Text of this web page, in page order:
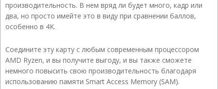
производительность. В нем вряд ли будет много, кадр или
два, но просто имейте это в виду при сравнении баллов,
особенно в 4K.
Соедините эту карту с любым современным процессором
AMD Ryzen, и вы получите выгоду, и вы также сможете
немного повысить свою производительность благодаря
использованию памяти Smart Access Memory (SAM).